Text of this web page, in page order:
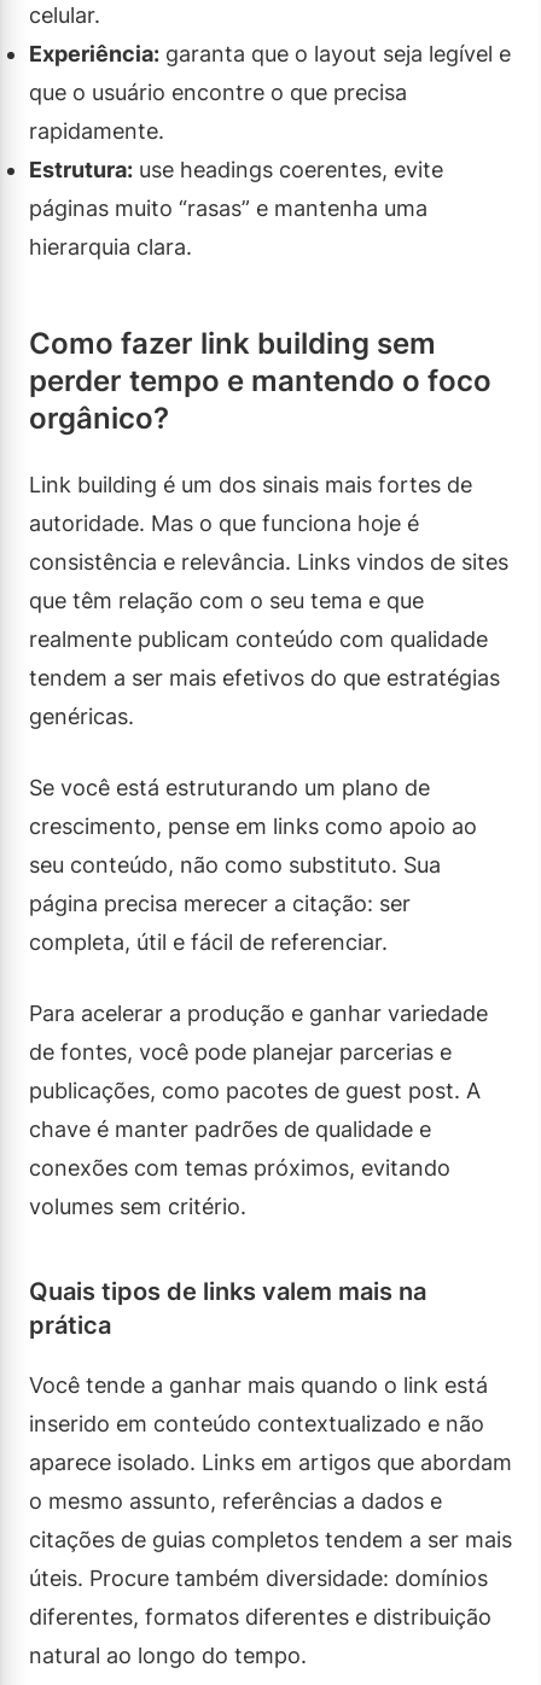
celular.
Experiência: garanta que o layout seja legível e
que o usuário encontre o que precisa
rapidamente.
Estrutura: use headings coerentes, evite
páginas muito “rasas” e mantenha uma
hierarquia clara.
Como fazer link building sem
perder tempo e mantendo o foco
orgânico?
Link building é um dos sinais mais fortes de
autoridade. Mas o que funciona hoje é
consistência e relevância. Links vindos de sites
que têm relação com o seu tema e que
realmente publicam conteúdo com qualidade
tendem a ser mais efetivos do que estratégias
genéricas.
Se você está estruturando um plano de
crescimento, pense em links como apoio ao
seu conteúdo, não como substituto. Sua
página precisa merecer a citação: ser
completa, útil e fácil de referenciar.
Para acelerar a produção e ganhar variedade
de fontes, você pode planejar parcerias e
publicações, como pacotes de guest post. A
chave é manter padrões de qualidade e
conexões com temas próximos, evitando
volumes sem critério.
Quais tipos de links valem mais na
prática
Você tende a ganhar mais quando o link está
inserido em conteúdo contextualizado e não
aparece isolado. Links em artigos que abordam
o mesmo assunto, referências a dados e
citações de guias completos tendem a ser mais
úteis. Procure também diversidade: domínios
diferentes, formatos diferentes e distribuição
natural ao longo do tempo.